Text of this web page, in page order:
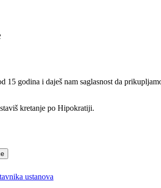
15 godina i daješ nam saglasnost da
kretanje po Hipokratiji.
ustanova